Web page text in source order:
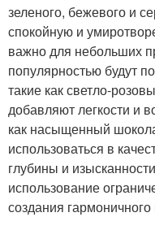
зеленого, бежевого и
спокойную и
важно для небольших
популярностью будут
такие как светло-
добавляют легкости и
как насыщенный
использоваться в
глубины и
использование
создания